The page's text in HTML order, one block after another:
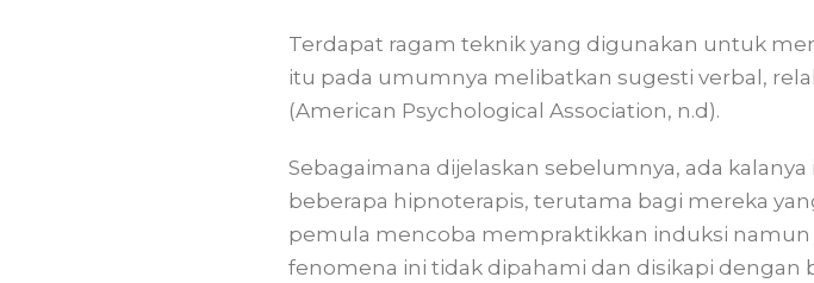
Terdapat ragam teknik yang digunakan untuk
itu pada umumnya melibatkan sugesti verbal,
(American Psychological Association, n.d).
Sebagaimana dijelaskan sebelumnya, ada
beberapa hipnoterapis, terutama bagi mereka
pemula mencoba mempraktikkan induksi namun
fenomena ini tidak dipahami dan disikapi dengan